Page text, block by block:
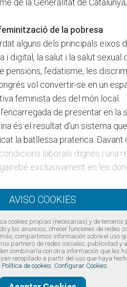
de la Generalitat de
de la pobresa
alguns dels principals eixos
digital, la salut i la salut
pensions, l’edatisme, les
vol convertir-se en un
feminista des del món local.
de presentar en la
és el resultat d’un sistema
la batllessa pratenca. Davant
laborals dignes i una
exclusivament en les
Eva Martínez, ha fet
perquè esdevinguin
debat, sumar mirades i
a la trobada d’octubre.
desplegarà al llarg dels
i 24 d’octubre a Sant Joan
cookies propias (necesarias) y de terceros
y los anuncios, ofrecer funciones de redes
compartimos información sobre el uso
partners de redes sociales, publicidad y
combinarla con otra información que les
recopilado a partir del uso que haya
Política de cookies. Configurar Cookies.